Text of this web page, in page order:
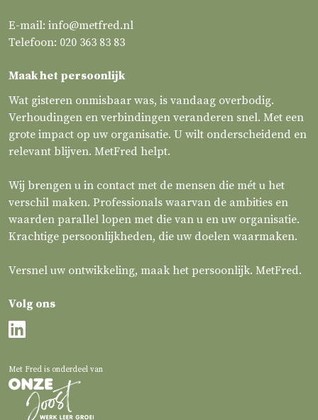
E-mail: info@metfred.nl
Telefoon: 020 363 83 83
Maak het persoonlijk
Wat gisteren onmisbaar was, is vandaag overbodig.
Verhoudingen en verbindingen veranderen snel. Met een
grote impact op uw organisatie. U wilt onderscheidend en
relevant blijven. MetFred helpt.
Wij brengen u in contact met de mensen die mét u het
verschil maken. Professionals waarvan de ambities en
waarden parallel lopen met die van u en uw organisatie.
Krachtige persoonlijkheden, die uw doelen waarmaken.
Versnel uw ontwikkeling, maak het persoonlijk. MetFred.
Volg ons
Met Fred is onderdeel van